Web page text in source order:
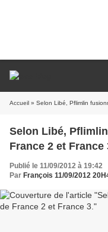
Accueil » Selon Libé, Pflimlin
Selon Libé,
France 2 et France
Publié le 11/09/2012 à 19:42
Par François 11/09/2012